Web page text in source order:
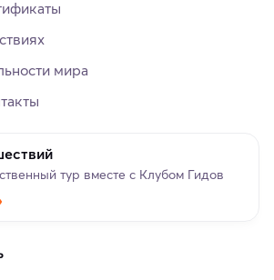
мира
тур вместе с Клубом Гидов